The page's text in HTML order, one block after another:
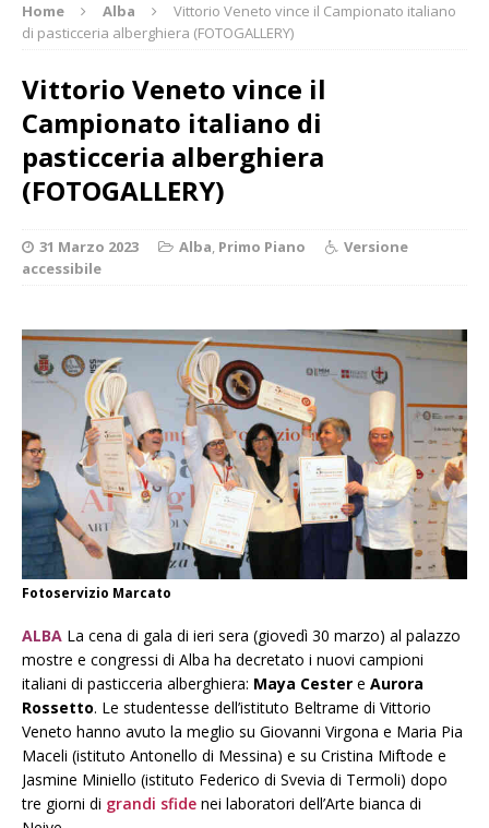
Home Alba
Vittorio Veneto vince il Campionato italiano
di pasticceria alberghiera (FOTOGALLERY)
Vittorio Veneto vince il
Campionato italiano di
pasticceria alberghiera
(FOTOGALLERY)
31 Marzo 2023 Alba, Primo Piano
Versione
accessibile
Fotoservizio Marcato
ALBA La cena di gala di ieri sera (giovedì 30 marzo) al palazzo
mostre e congressi di Alba ha decretato i nuovi campioni
italiani di pasticceria alberghiera: Maya Cester e Aurora
Rossetto. Le studentesse dell’istituto Beltrame di Vittorio
Veneto hanno avuto la meglio su Giovanni Virgona e Maria Pia
Maceli (istituto Antonello di Messina) e su Cristina Miftode e
Jasmine Miniello (istituto Federico di Svevia di Termoli) dopo
tre giorni di grandi sfide nei laboratori dell’Arte bianca di